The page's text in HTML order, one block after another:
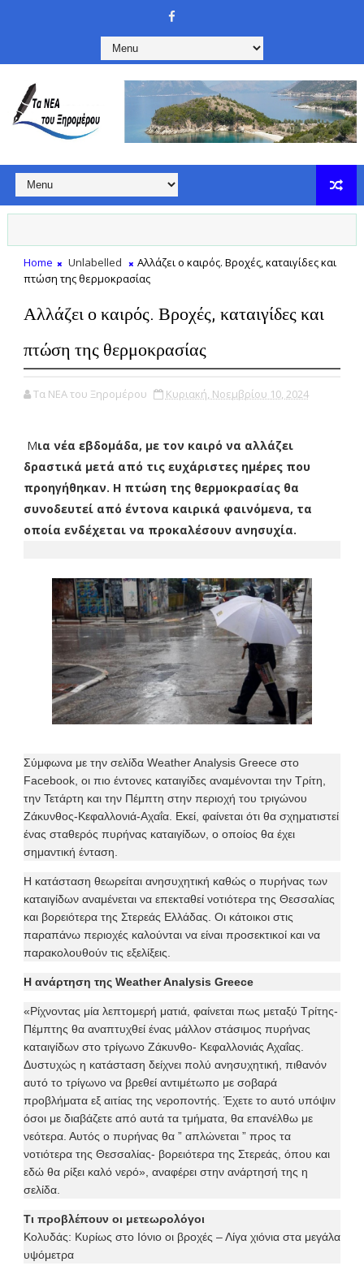
Home Unlabelled
Αλλάζει ο καιρός. Βροχές, καταιγίδες και
πτώση της θερμοκρασίας
Αλλάζει ο καιρός. Βροχές, καταιγίδες και
πτώση της θερμοκρασίας
Τα ΝΕΑ του Ξηρομέρου Κυριακή, Νοεμβρίου 10, 2024
Μια νέα εβδομάδα, με τον καιρό να αλλάζει
δραστικά μετά από τις ευχάριστες ημέρες που
προηγήθηκαν. Η πτώση της θερμοκρασίας θα
συνοδευτεί από έντονα καιρικά φαινόμενα, τα
οποία ενδέχεται να προκαλέσουν ανησυχία.
Σύμφωνα με την σελίδα Weather Analysis Greece στο
Facebook, οι πιο έντονες καταιγίδες αναμένονται την Τρίτη,
την Τετάρτη και την Πέμπτη στην περιοχή του τριγώνου
Ζάκυνθος-Κεφαλλονιά-Αχαΐα. Εκεί, φαίνεται ότι θα σχηματιστεί
ένας σταθερός πυρήνας καταιγίδων, ο οποίος θα έχει
σημαντική ένταση.
Η κατάσταση θεωρείται ανησυχητική καθώς ο πυρήνας των
καταιγίδων αναμένεται να επεκταθεί νοτιότερα της Θεσσαλίας
και βορειότερα της Στερεάς Ελλάδας. Οι κάτοικοι στις
παραπάνω περιοχές καλούνται να είναι προσεκτικοί και να
παρακολουθούν τις εξελίξεις.
Η ανάρτηση της Weather Analysis Greece
«Ρίχνοντας μία λεπτομερή ματιά, φαίνεται πως μεταξύ Τρίτης-
Πέμπτης θα αναπτυχθεί ένας μάλλον στάσιμος πυρήνας
καταιγίδων στο τρίγωνο Ζάκυνθο- Κεφαλλονιάς Αχαΐας.
Δυστυχώς η κατάσταση δείχνει πολύ ανησυχητική, πιθανόν
αυτό το τρίγωνο να βρεθεί αντιμέτωπο με σοβαρά
προβλήματα εξ αιτίας της νεροποντής. Έχετε το αυτό υπόψιν
όσοι με διαβάζετε από αυτά τα τμήματα, θα επανέλθω με
νεότερα. Αυτός ο πυρήνας θα ” απλώνεται ” προς τα
νοτιότερα της Θεσσαλίας- βορειότερα της Στερεάς, όπου και
εδώ θα ρίξει καλό νερό», αναφέρει στην ανάρτησή της η
σελίδα.
Τι προβλέπουν οι μετεωρολόγοι
Κολυδάς: Κυρίως στο Ιόνιο οι βροχές – Λίγα χιόνια στα μεγάλα
υψόμετρα